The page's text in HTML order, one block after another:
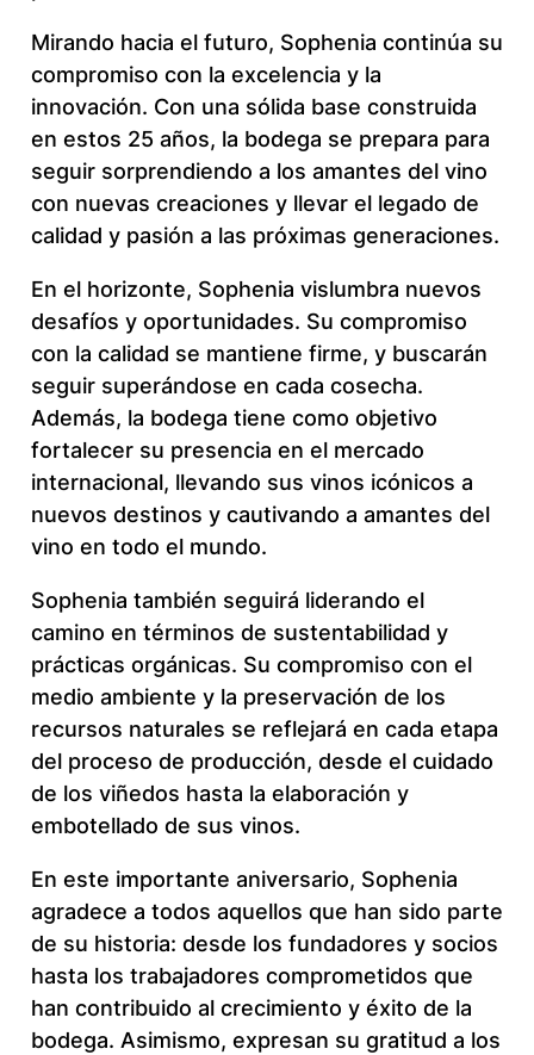
Mirando hacia el futuro, Sophenia continúa su
compromiso con la excelencia y la
innovación. Con una sólida base construida
en estos 25 años, la bodega se prepara para
seguir sorprendiendo a los amantes del vino
con nuevas creaciones y llevar el legado de
calidad y pasión a las próximas generaciones.
En el horizonte, Sophenia vislumbra nuevos
desafíos y oportunidades. Su compromiso
con la calidad se mantiene firme, y buscarán
seguir superándose en cada cosecha.
Además, la bodega tiene como objetivo
fortalecer su presencia en el mercado
internacional, llevando sus vinos icónicos a
nuevos destinos y cautivando a amantes del
vino en todo el mundo.
Sophenia también seguirá liderando el
camino en términos de sustentabilidad y
prácticas orgánicas. Su compromiso con el
medio ambiente y la preservación de los
recursos naturales se reflejará en cada etapa
del proceso de producción, desde el cuidado
de los viñedos hasta la elaboración y
embotellado de sus vinos.
En este importante aniversario, Sophenia
agradece a todos aquellos que han sido parte
de su historia: desde los fundadores y socios
hasta los trabajadores comprometidos que
han contribuido al crecimiento y éxito de la
bodega. Asimismo, expresan su gratitud a los